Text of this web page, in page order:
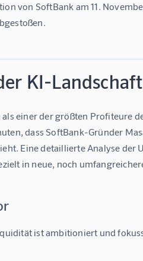
von SoftBank am 11.
KI-Landschaft
einer der größten Profiteure
dass SoftBank-Gründer
Eine detaillierte Analyse der
in neue, noch
ist ambitioniert und